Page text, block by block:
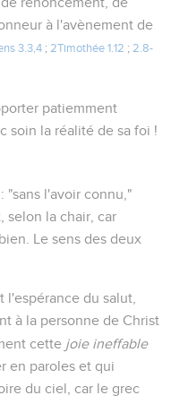
à l'avènement de
3.3,4 ; 2Timothée 1.12 ; 2.8-
patiemment
soin la réalité de sa foi !
"sans l'avoir connu,"
selon la chair, car
Le sens des deux
du salut,
à la personne de Christ
cette joie ineffable
en paroles et qui
du ciel, car le grec